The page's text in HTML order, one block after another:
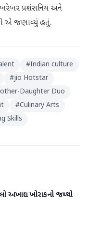
પ્રશંસનિય અને
એ જણાવ્યું હતું.
#Indian culture
#jio Hotstar
Daughter Duo
#Culinary Arts
Skills
અખાદ્ય ખોરાકનો જથ્થો